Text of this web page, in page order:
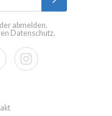
abmelden.
Datenschutz.